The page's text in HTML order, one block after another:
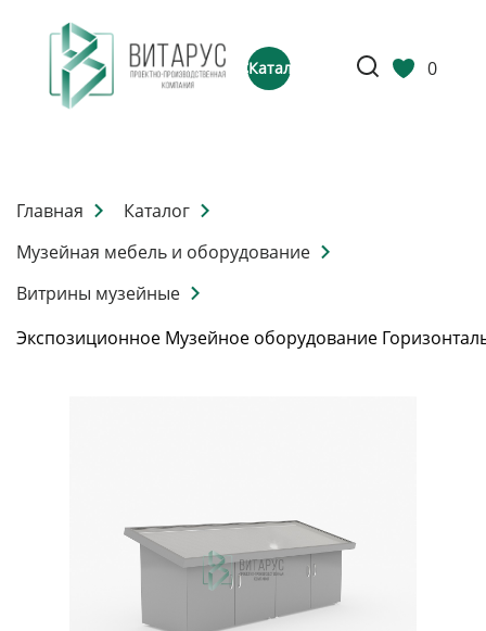
Каталог 0
Главная
Каталог
Музейная мебель и оборудование
Витрины музейные
Экспозиционное Музейное оборудование